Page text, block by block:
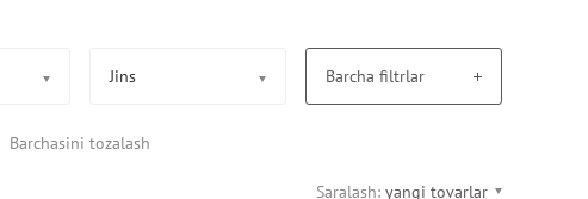
Jins Barcha filtrlar
Barchasini tozalash
Saralash: yangi tovarlar